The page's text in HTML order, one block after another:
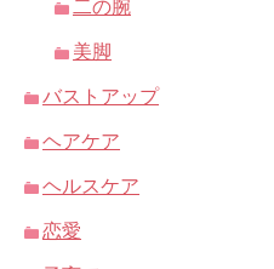
二の腕
美脚
バストアップ
ヘアケア
ヘルスケア
恋愛